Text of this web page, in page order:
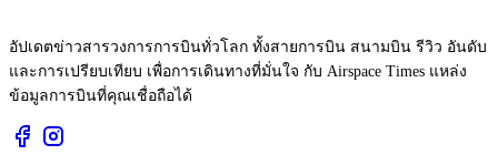
อัปเดตข่าวสารวงการการบินทั่วโลก ทั้งสายการบิน สนามบิน รีวิว อันดับ
และการเปรียบเทียบ เพื่อการเดินทางที่มั่นใจ กับ Airspace Times แหล่ง
ข้อมูลการบินที่คุณเชื่อถือได้